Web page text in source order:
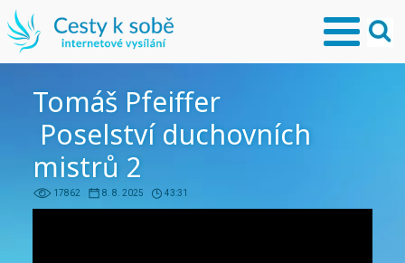
Tomáš Pfeiffer
Poselství duchovních
mistrů 2
17862 8. 8. 2025 43:31